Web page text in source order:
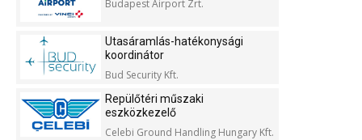
Budapest Airport Zrt.
Utasáramlás-hatékonysági
koordinátor
Bud Security Kft.
Repülőtéri műszaki
eszközkezelő
Celebi Ground Handling Hungary Kft.